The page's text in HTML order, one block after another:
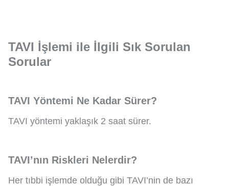
TAVI İşlemi ile İlgili Sık Sorulan
Sorular
TAVI Yöntemi Ne Kadar Sürer?
TAVI yöntemi yaklaşık 2 saat sürer.
TAVI’nın Riskleri Nelerdir?
Her tıbbi işlemde olduğu gibi TAVI’nin de bazı